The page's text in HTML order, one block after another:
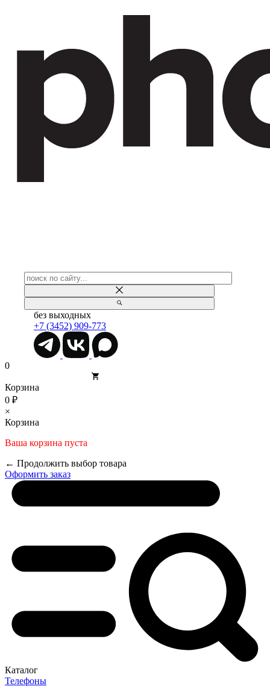
без выходных
+7 (3452) 909-773
0
Корзина
0 ₽
×
Корзина
Ваша корзина пуста
← Продолжить выбор товара
Оформить заказ
Каталог
Телефоны